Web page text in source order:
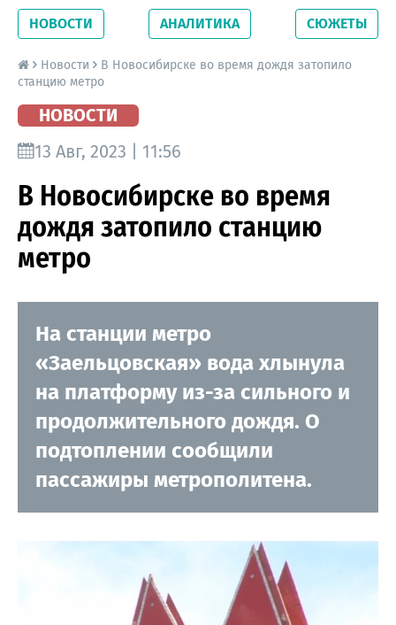
Новосибирской области. Читайте свежие
новости на сайте сетевого издания
Precedent.
НОВОСТИ АНАЛИТИКА СЮЖЕТЫ
Новости
В Новосибирске во время дождя затопило
станцию метро
НОВОСТИ
13 Авг, 2023 | 11:56
В Новосибирске во время
дождя затопило станцию
метро
На станции метро
«Заельцовская» вода хлынула
на платформу из-за сильного и
продолжительного дождя. О
подтоплении сообщили
пассажиры метрополитена.